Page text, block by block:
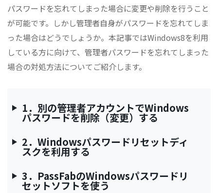
パスワードを忘れてしまった場合に変更や削除を行うこと
が可能です。しかし管理者自身がパスワードを忘れてしま
った場合はどうでしょうか。本記事ではWindows8を利用
している方に向けて、管理者パスワードを忘れてしまった
場合の対処方法についてご紹介します。
1．別の管理者アカウントでWindows
パスワードを削除（変更）する
2．Windowsパスワードリセットディ
スクを利用する
3．PassFabのWindowsパスワードリ
セットソフトを使う